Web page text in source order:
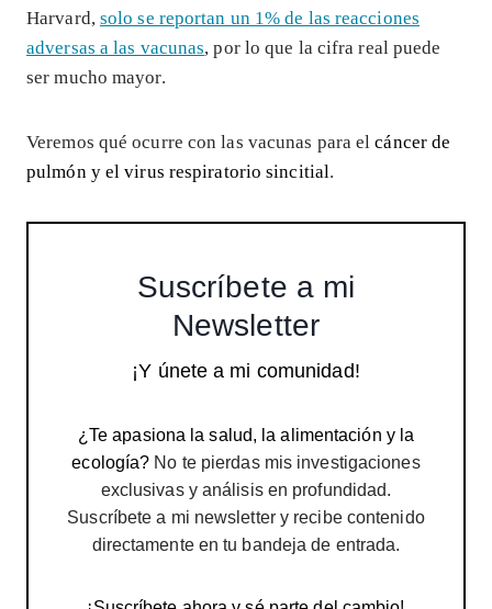
Harvard, solo se reportan un 1% de las reacciones
adversas a las vacunas, por lo que la cifra real puede
ser mucho mayor.
Veremos qué ocurre con las vacunas para elcáncer de
pulmón y el virus respiratorio sincitial.
Suscríbete a mi
Newsletter
¡Y únete a mi comunidad!
¿Te apasiona la salud, la alimentación y la
ecología? No te pierdas mis investigaciones
exclusivas y análisis en profundidad.
Suscríbete a mi newsletter y recibe contenido
directamente en tu bandeja de entrada.